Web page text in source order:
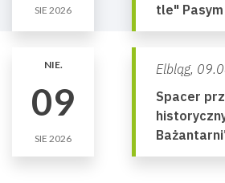
SIE 2026
tle"
NIE.
09
SIE 2026
Elbląg,
Spacer